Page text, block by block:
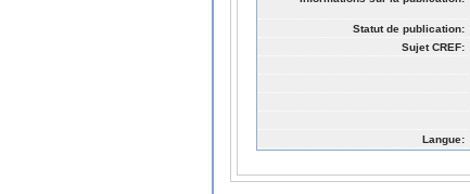
Statut de publication:
Sujet CREF:
Langue: